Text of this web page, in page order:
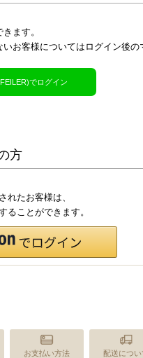
ます。
お客様についてはログイン後
でログイン
方
れたお客様は、
ることができます。
お支払い方法 配送につい